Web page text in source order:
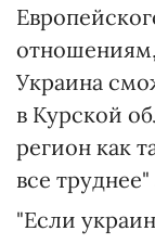
отношениям,
Украина
в Курской
регион как
все
"Если